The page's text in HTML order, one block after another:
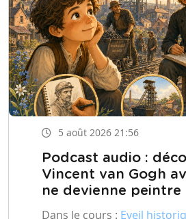
5 août 2026 21:56
Podcast audio :
Vincent van Gogh
ne devienne peintre
Dans le cours : Eveil